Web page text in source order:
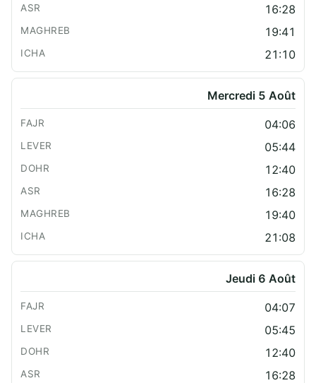
16:28
19:41
21:10
Mercredi 5 Août
04:06
05:44
12:40
16:28
19:40
21:08
Jeudi 6 Août
04:07
05:45
12:40
16:28